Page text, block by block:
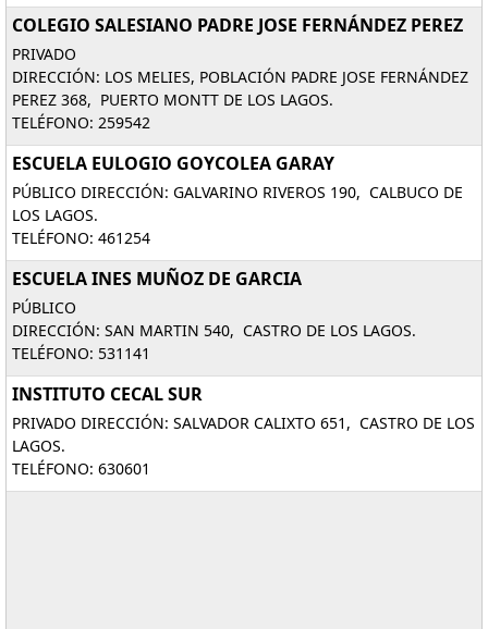
COLEGIO SALESIANO PADRE JOSE FERNÁNDEZ PEREZ
PRIVADO
DIRECCIÓN: LOS MELIES, POBLACIÓN PADRE JOSE FERNÁNDEZ
PEREZ 368, PUERTO MONTT DE LOS LAGOS.
TELÉFONO: 259542
ESCUELA EULOGIO GOYCOLEA GARAY
PÚBLICO DIRECCIÓN: GALVARINO RIVEROS 190, CALBUCO DE
LOS LAGOS.
TELÉFONO: 461254
ESCUELA INES MUÑOZ DE GARCIA
PÚBLICO
DIRECCIÓN: SAN MARTIN 540, CASTRO DE LOS LAGOS.
TELÉFONO: 531141
INSTITUTO CECAL SUR
PRIVADO DIRECCIÓN: SALVADOR CALIXTO 651, CASTRO DE LOS
LAGOS.
TELÉFONO: 630601